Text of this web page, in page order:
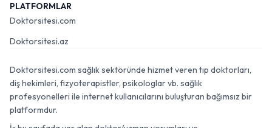
PLATFORMLAR
Doktorsitesi.com
Doktorsitesi.az
Doktorsitesi.com sağlık sektöründe hizmet veren tıp doktorları,
diş hekimleri, fizyoterapistler, psikologlar vb. sağlık
profesyonelleri ile internet kullanıcılarını buluşturan bağımsız bir
platformdur.